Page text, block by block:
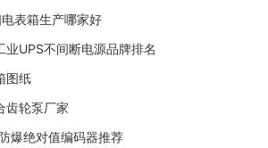
内无需任何维护保养。对于大型项目动
表箱生产哪家好
业UPS不间断电源品牌排名
图纸
齿轮泵厂家
爆绝对值编码器推荐